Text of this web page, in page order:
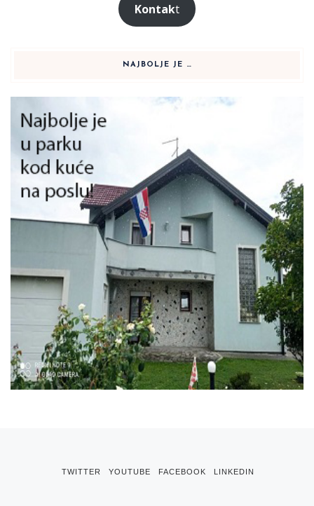
Kontakt
NAJBOLJE JE …
TWITTER YOUTUBE FACEBOOK LINKEDIN